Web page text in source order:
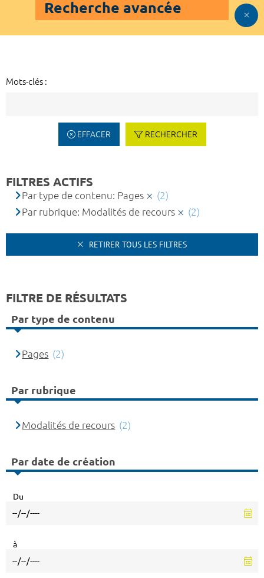
Recherche avancée
Mots-clés :
EFFACER RECHERCHER
FILTRES ACTIFS
Par type de contenu: Pages
(2)
Par rubrique: Modalités de recours
(2)
RETIRER TOUS LES FILTRES
FILTRE DE RÉSULTATS
Par type de contenu
Pages (2)
Par rubrique
Modalités de recours (2)
Par date de création
Du
à